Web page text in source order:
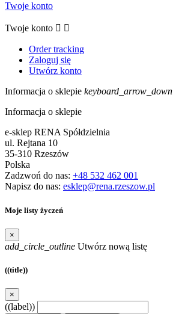
Twoje konto
Twoje konto  
Order tracking
Zaloguj się
Utwórz konto
Informacja o sklepie keyboard_arrow_down
Informacja o sklepie
e-sklep RENA Spółdzielnia
ul. Rejtana 10
35-310 Rzeszów
Polska
Zadzwoń do nas: +48 532 462 001
Napisz do nas: esklep@rena.rzeszow.pl
Moje listy życzeń
×
add_circle_outline Utwórz nową listę
((title))
×
((label))